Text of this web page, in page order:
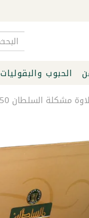
الحبوب والبقوليات
مشكلة السلطان 750غ